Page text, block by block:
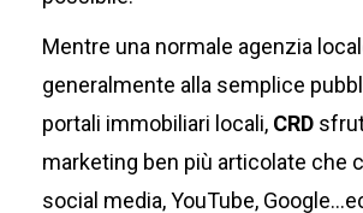
Mentre una normale agenzia
generalmente alla semplice
portali immobiliari locali, CRD
marketing ben più articolate che
social media, YouTube,